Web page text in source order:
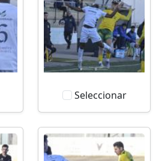
Seleccionar